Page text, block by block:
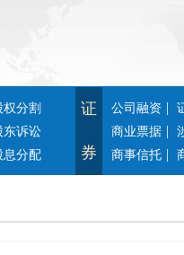
权分割
东诉讼
息分配
证
券
公司融资 |
商业票据 |
商事信托 |